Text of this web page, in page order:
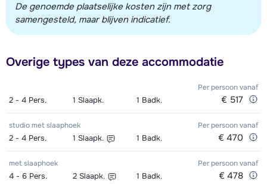
De genoemde plaatselijke kosten zijn met zorg
samengesteld, maar blijven indicatief.
Overige types van deze accommodatie
Per persoonvanaf
2 - 4 Pers. 1 Slaapk. 1 Badk. € 517
studio met slaaphoek Per persoonvanaf
2 - 4 Pers. 1 Slaapk. 1 Badk. € 470
met slaaphoek Per persoonvanaf
4 - 6 Pers. 2 Slaapk. 1 Badk. € 478